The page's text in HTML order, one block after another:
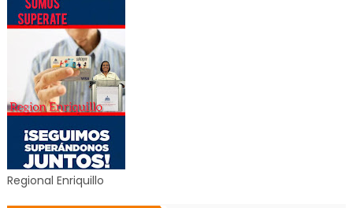
Regional Enriquillo